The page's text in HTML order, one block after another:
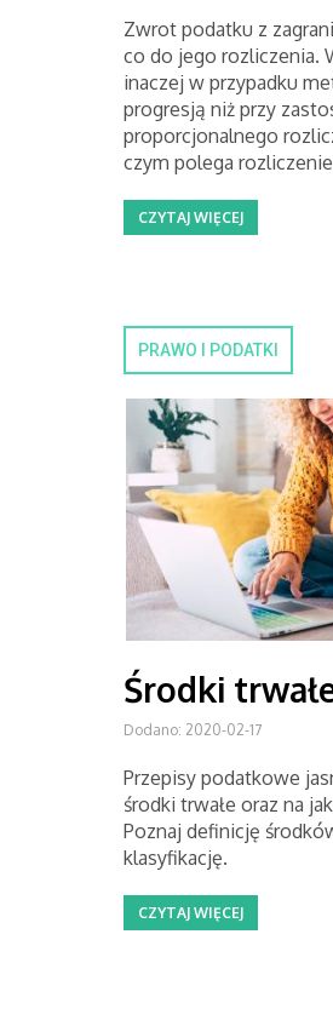
Zwrot podatku z
co do jego rozliczenia.
inaczej w przypadku
progresją niż przy
proporcjonalnego
czym polega
CZYTAJ WIĘCEJ
PRAWO I PODATKI
Środki
Dodano: 2020-02-17
Przepisy podatkowe
środki trwałe oraz na
Poznaj definicję
klasyfikację.
CZYTAJ WIĘCEJ